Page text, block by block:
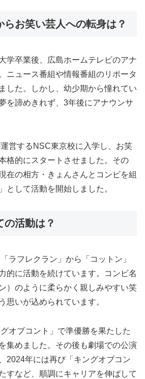
らお笑い芸人への転身は？
学卒業後、広島ホームテレビのアナ
ニュース番組や情報番組のリポータ
した。しかし、幼少期から憧れてい
を諦めきれず、3年後にアナウンサ
営するNSC東京校に入学し、お笑
格的にスタートさせました。その
在の相方・きょんさんとコンビを組
として活動を開始しました。
の活動は？
ラフレクラン」から「コットン」
的に活動を続けています。コンビ名
）のように柔らかく親しみやすい笑
思いが込められています。
オブコント」で準優勝を果たした
集めました。その後も劇場での公演
2024年には再び「キングオブコン
すなど、順調にキャリアを伸ばして